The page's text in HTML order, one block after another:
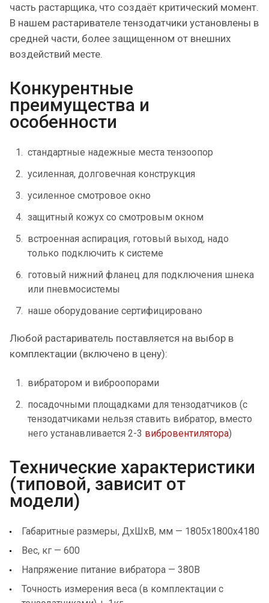
часть растарщика, что создаёт критический момент.
В нашем растаривателе тензодатчики установлены в
средней части, более защищенном от внешних
воздействий месте.
Конкурентные
преимущества и
особенности
стандартные надежные места тензоопор
усиленная, долговечная конструкция
усиленное смотровое окно
защитный кожух со смотровым окном
встроенная аспирация, готовый выход, надо
только подключить к системе
готовый нижний фланец для подключения шнека
или пневмосистемы
наше оборудование сертифицировано
Любой растариватель поставляется на выбор в
комплектации (включено в цену):
вибратором и виброопорами
посадочными площадками для тензодатчиков (с
тензодатчиками нельзя ставить вибратор, вместо
него устанавливается 2-3 вибровентилятора)
Технические характеристики
(типовой, зависит от
модели)
Габаритные размеры, ДхШхВ, мм — 1805х1800х4180
Вес, кг — 600
Напряжение питание вибратора — 380В
Точность измерения веса (в комплектации с